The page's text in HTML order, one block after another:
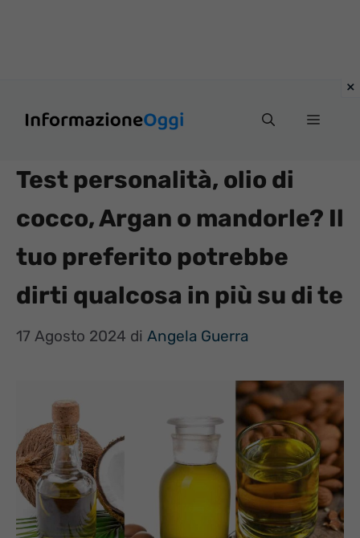
Menu
Test personalità, olio di
cocco, Argan o mandorle? Il
tuo preferito potrebbe
dirti qualcosa in più su di te
17 Agosto 2024 di Angela Guerra